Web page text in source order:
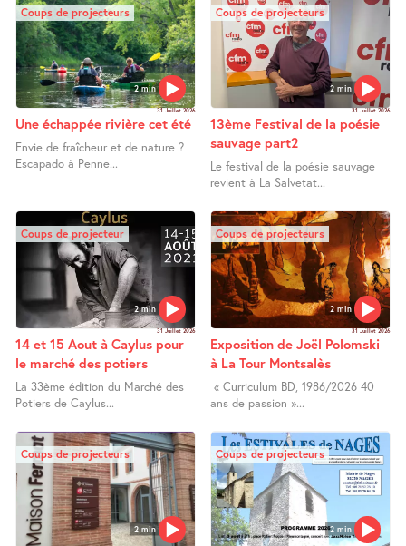
2 min
Coups de projecteurs
31 Juillet 2026
Une échappée rivière cet été
Envie de fraîcheur et de nature ?
Escapado à Penne...
2 min
Coups de projecteurs
31 Juillet 2026
13ème Festival de la poésie
sauvage part2
Le festival de la poésie sauvage
revient à La Salvetat...
2 min
Coups de projecteur
31 Juillet 2026
14 et 15 Aout à Caylus pour
le marché des potiers
La 33ème édition du Marché des
Potiers de Caylus...
2 min
Coups de projecteurs
31 Juillet 2026
Exposition de Joël Polomski
à La Tour Montsalès
« Curriculum BD, 1986/2026 40
ans de passion »...
2 min
Coups de projecteurs
2 min
Coups de projecteurs